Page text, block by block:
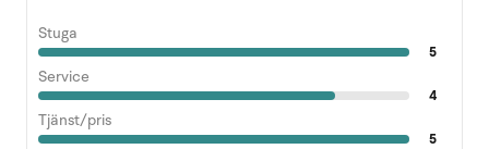
Stuga
5
Service
4
Tjänst/pris
5